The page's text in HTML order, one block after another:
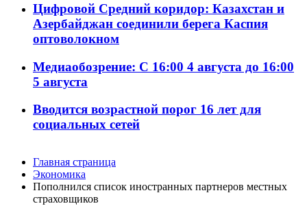
Цифровой Средний коридор: Казахстан и
Азербайджан соединили берега Каспия
оптоволокном
Медиаобозрение: С 16:00 4 августа до 16:00
5 августа
Вводится возрастной порог 16 лет для
социальных сетей
Главная страница
Экономика
Пополнился список иностранных партнеров местных
страховщиков